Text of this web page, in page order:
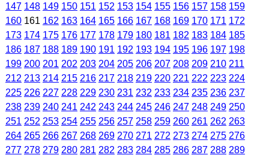
147 148 149 150 151 152 153 154 155 156 157 158 159
160 161 162 163 164 165 166 167 168 169 170 171 172
173 174 175 176 177 178 179 180 181 182 183 184 185
186 187 188 189 190 191 192 193 194 195 196 197 198
199 200 201 202 203 204 205 206 207 208 209 210 211
212 213 214 215 216 217 218 219 220 221 222 223 224
225 226 227 228 229 230 231 232 233 234 235 236 237
238 239 240 241 242 243 244 245 246 247 248 249 250
251 252 253 254 255 256 257 258 259 260 261 262 263
264 265 266 267 268 269 270 271 272 273 274 275 276
277 278 279 280 281 282 283 284 285 286 287 288 289